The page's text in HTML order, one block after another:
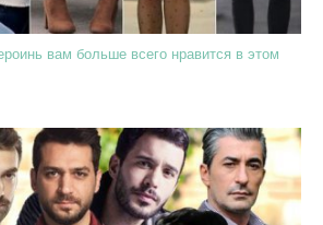
вам больше всего нравится в этом